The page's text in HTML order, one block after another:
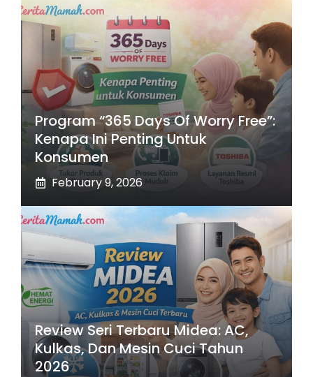
Program “365 Days Of Worry Free”:
Kenapa Ini Penting Untuk
Konsumen
February 9, 2026
Review Seri Terbaru Midea: AC,
Kulkas, Dan Mesin Cuci Tahun
2026